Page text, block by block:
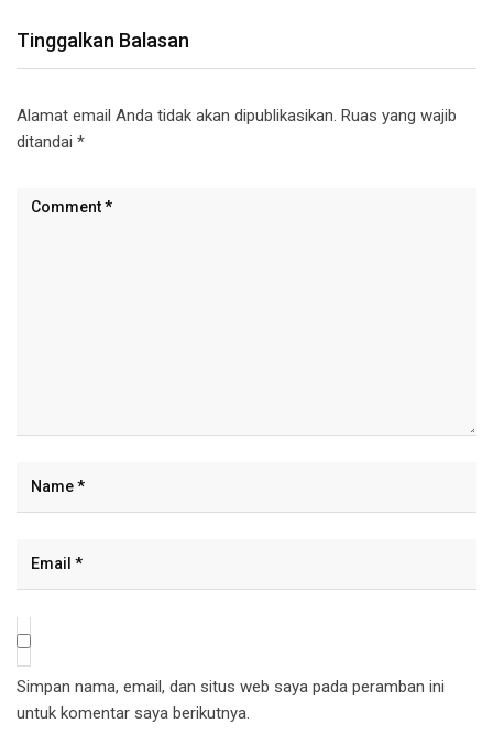
Tinggalkan Balasan
Alamat email Anda tidak akan dipublikasikan. Ruas yang wajib
ditandai *
Simpan nama, email, dan situs web saya pada peramban ini
untuk komentar saya berikutnya.